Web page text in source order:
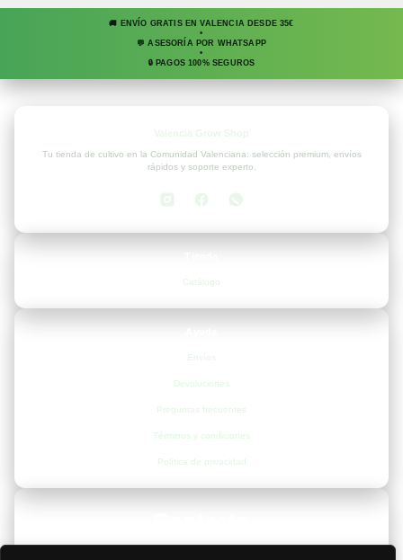
🚚 ENVÍO GRATIS EN VALENCIA DESDE 35€
•
💬 ASESORÍA POR WHATSAPP
•
🔒 PAGOS 100% SEGUROS
Tu tienda de cultivo en la Comunidad Valenciana: selección premium, envíos
rápidos y soporte experto.
Catálogo
Envíos
Devoluciones
Preguntas frecuentes
Términos y condiciones
Política de privacidad